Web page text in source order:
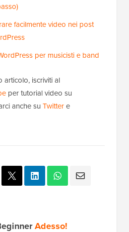
facilmente video nei post
per musicisti e band
articolo, iscriviti al
per tutorial video su
anche su Twittere
Adesso!